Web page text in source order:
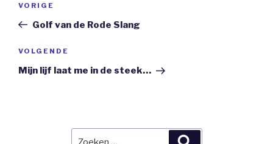
Vorig
bericht
VORIGE
Golf van de Rode Slang
Volgend
Bericht
VOLGENDE
Mijn lijf laat me in de steek…